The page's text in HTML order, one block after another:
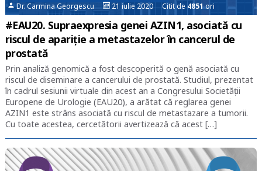
Dr. Carmina Georgescu 21 iulie 2020 Citit de 4851ori
#EAU20. Supraexpresia genei AZIN1, asociată cu
riscul de apariție a metastazelor în cancerul de
prostată
Prin analiză genomică a fost descoperită o genă asociată cu
riscul de diseminare a cancerului de prostată. Studiul, prezentat
în cadrul sesiunii virtuale din acest an a Congresului Societății
Europene de Urologie (EAU20), a arătat că reglarea genei
AZIN1 este strâns asociată cu riscul de metastazare a tumorii.
Cu toate acestea, cercetătorii avertizează că acest […]